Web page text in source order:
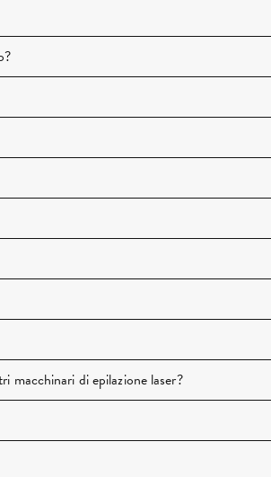
macchinari di epilazione laser?